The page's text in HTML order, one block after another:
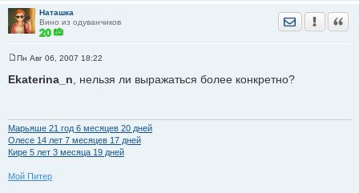
Наташка
Вино из одуванчиков
Отправить
о
о
н
и
е
Пн Авг 06, 2007 18:22
Ekaterina_n , нельзя ли выражаться более конкретно?
Марьяше 21 год 6 месяцев 20 дней
Олесе 14 лет 7 месяцев 17 дней
Кире 5 лет 3 месяца 19 дней
Мой Питер